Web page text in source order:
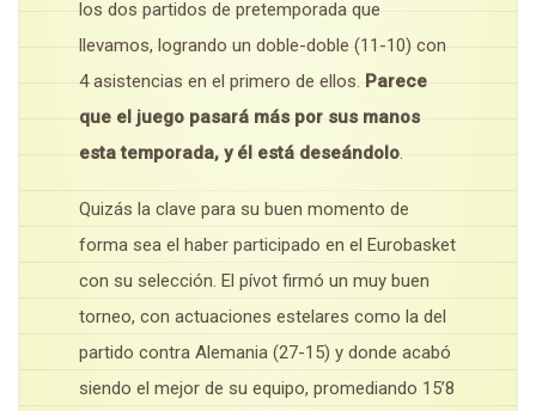
los dos partidos de pretemporada que
llevamos, logrando un doble-doble (11-10) con
4 asistencias en el primero de ellos. Parece
que el juego pasará más por sus manos
esta temporada, y él está deseándolo.
Quizás la clave para su buen momento de
forma sea el haber participado en el Eurobasket
con su selección. El pívot firmó un muy buen
torneo, con actuaciones estelares como la del
partido contra Alemania (27-15) y donde acabó
siendo el mejor de su equipo, promediando 15’8